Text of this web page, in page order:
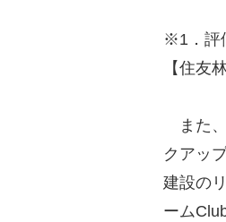
※1．評
【住友
また、
クアッ
建設の
ーム